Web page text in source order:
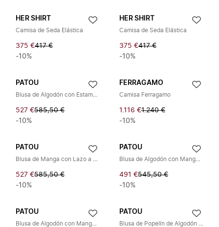
HER SHIRT
Camisa de Seda Elástica
375 €417 €
-10%
HER SHIRT
Camisa de Seda Elástica
375 €417 €
-10%
PATOU
Blusa de Algodón con Estampado de Cuadros y Mangas Anudadas
527 €585,50 €
-10%
FERRAGAMO
Camisa Ferragamo
1.116 €1.240 €
-10%
PATOU
Blusa de Manga con Lazo a Cuadros
527 €585,50 €
-10%
PATOU
Blusa de Algodón con Mangas Atadas
491 €545,50 €
-10%
PATOU
Blusa de Algodón con Mangas Anudadas
PATOU
Blusa de Popelín de Algodón con Nudo